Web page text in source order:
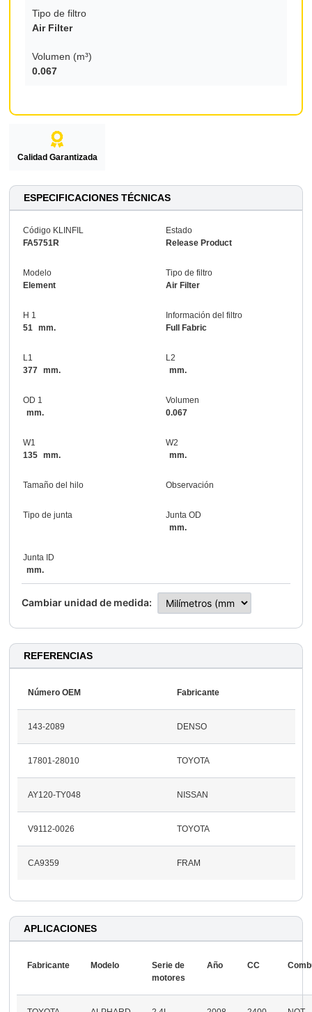
Tipo de filtro
Air Filter
Volumen (m³)
0.067
Calidad Garantizada
ESPECIFICACIONES TÉCNICAS
Código KLINFIL
FA5751R
Estado
Release Product
Modelo
Element
Tipo de filtro
Air Filter
H 1
51
mm.
Información del filtro
Full Fabric
L1
377 mm.
L2
mm.
OD 1
mm.
Volumen
0.067
W1
135 mm.
W2
mm.
Tamaño del hilo Observación
Tipo de junta
Junta OD
mm.
Junta ID
mm.
Cambiar unidad de medida:
REFERENCIAS
Número OEM Fabricante
143-2089 DENSO
17801-28010 TOYOTA
AY120-TY048 NISSAN
V9112-0026 TOYOTA
CA9359 FRAM
APLICACIONES
Fabricante Modelo
Serie de
motores
Año CC